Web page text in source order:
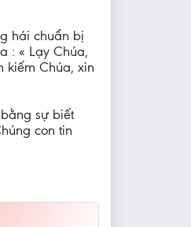
hái chuẩn bị
: « Lạy Chúa,
kiếm Chúa, xin
sự biết
con tin